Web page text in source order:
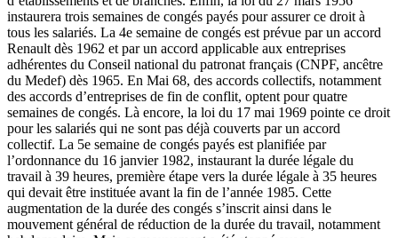
instaurera trois semaines de congés payés pour assurer ce droit à
tous les salariés. La 4e semaine de congés est prévue par un accord
Renault dès 1962 et par un accord applicable aux entreprises
adhérentes du Conseil national du patronat français (CNPF, ancêtre
du Medef) dès 1965. En Mai 68, des accords collectifs, notamment
des accords d’entreprises de fin de conflit, optent pour quatre
semaines de congés. Là encore, la loi du 17 mai 1969 pointe ce droit
pour les salariés qui ne sont pas déjà couverts par un accord
collectif. La 5e semaine de congés payés est planifiée par
l’ordonnance du 16 janvier 1982, instaurant la durée légale du
travail à 39 heures, première étape vers la durée légale à 35 heures
qui devait être instituée avant la fin de l’année 1985. Cette
augmentation de la durée des congés s’inscrit ainsi dans le
mouvement général de réduction de la durée du travail, notamment